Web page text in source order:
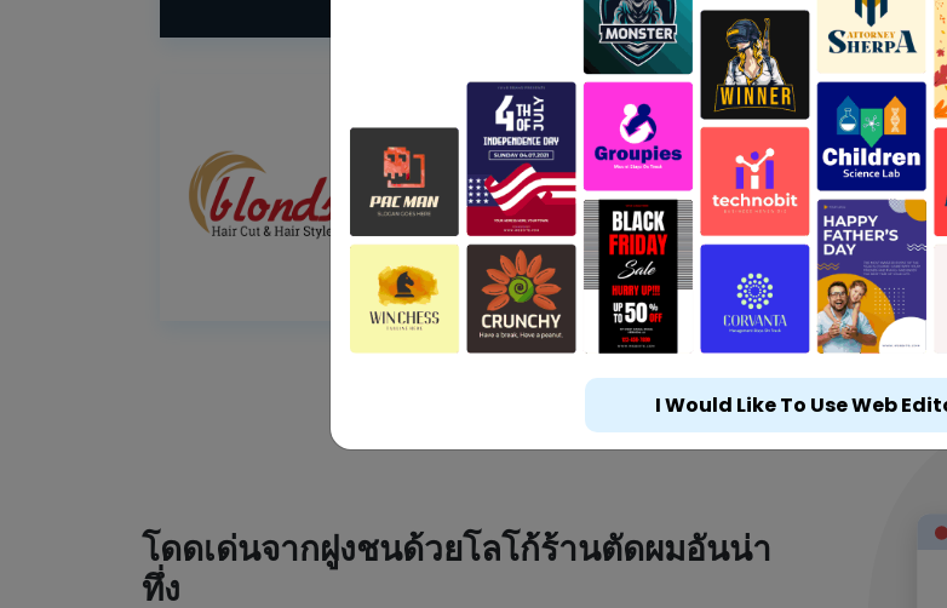
โดดเด่นจากฝูงชนด้วยโลโก้ร้านตัดผมอันน่า
ทึ่ง
I Would Like To Use Web